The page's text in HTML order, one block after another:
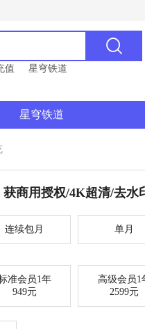
值 星穹铁道
星穹铁道
获商用授权/4K超清/去
连续包月 单月
准会员1年
949元
高级会员1
2599元